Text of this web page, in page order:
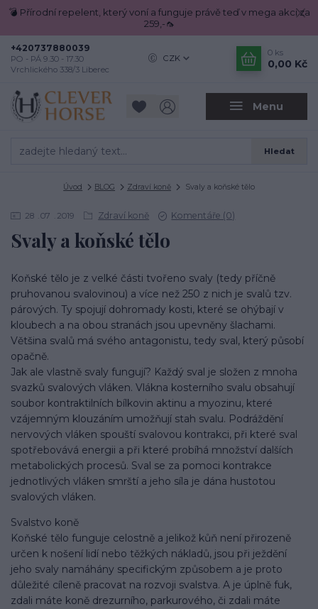
💣 Přírodní repelent, který voní a funguje právě teď v mega akci za
259,-🦟
Menu
CZK
Hledat
+420737880039
PO - PÁ 9.30 - 17.30
Vrchlického 338/3 Liberec
0 ks
0,00 Kč
Úvod BLOG Zdraví koně Svaly a koňské tělo
28 07 2019 Zdraví koně Komentáře (0)
Svaly a koňské tělo
Koňské tělo je z velké části tvořeno svaly (tedy příčně
pruhovanou svalovinou) a více než 250 z nich je svalů tzv.
párových. Ty spojují dohromady kosti, které se ohýbají v
kloubech a na obou stranách jsou upevněny šlachami.
Většina svalů má svého antagonistu, tedy sval, který působí
opačně.
Jak ale vlastně svaly fungují? Každý sval je složen z mnoha
svazků svalových vláken. Vlákna kosterního svalu obsahují
soubor kontraktilních bílkovin aktinu a myozinu, které
vzájemným klouzáním umožňují stah svalu. Podráždění
nervových vláken spouští svalovou kontrakci, při které sval
spotřebovává energii a při které probíhá množství dalších
metabolických procesů. Sval se za pomoci kontrakce
jednotlivých vláken smrští a jeho síla je dána hustotou
svalových vláken.
Svalstvo koně
Koňské tělo funguje celostně a jelikož kůň není přirozeně
určen k nošení lidí nebo těžkých nákladů, jsou při ježdění
jeho svaly namáhány specifickým způsobem a je proto
důležité cíleně pracovat na rozvoji svalstva. A je úplně fuk,
zdali máte koně drezurního, parkurového, či zdali máte